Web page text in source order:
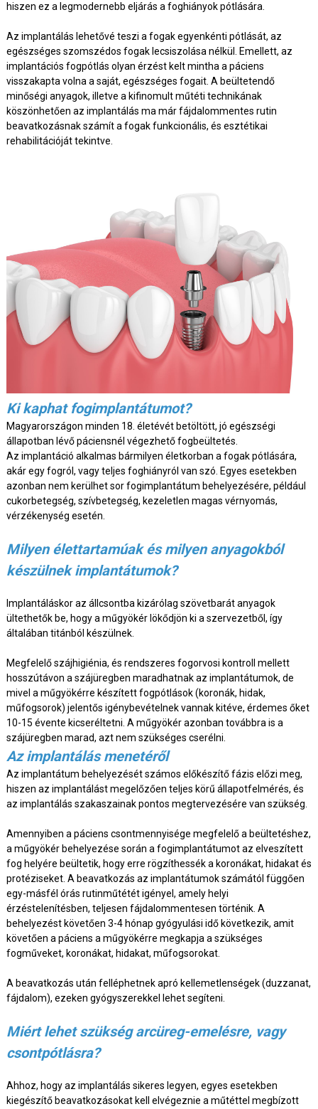
hiszen ez a legmodernebb eljárás a foghiányok pótlására.
Az implantálás lehetővé teszi a fogak egyenkénti pótlását, az
egészséges szomszédos fogak lecsiszolása nélkül. Emellett, az
implantációs fogpótlás olyan érzést kelt mintha a páciens
visszakapta volna a saját, egészséges fogait. A beültetendő
minőségi anyagok, illetve a kifinomult műtéti technikának
köszönhetően az implantálás ma már fájdalommentes rutin
beavatkozásnak számít a fogak funkcionális, és esztétikai
rehabilitációját tekintve.
Ki kaphat fogimplantátumot?
Magyarországon minden 18. életévét betöltött, jó egészségi
állapotban lévő páciensnél végezhető fogbeültetés.
Az implantáció alkalmas bármilyen életkorban a fogak pótlására,
akár egy fogról, vagy teljes foghiányról van szó. Egyes esetekben
azonban nem kerülhet sor fogimplantátum behelyezésére, például
cukorbetegség, szívbetegség, kezeletlen magas vérnyomás,
vérzékenység esetén.
Milyen élettartamúak és milyen anyagokból
készülnek implantátumok?
Implantáláskor az állcsontba kizárólag szövetbarát anyagok
ültethetők be, hogy a műgyökér lökődjön ki a szervezetből, így
általában titánból készülnek.
Megfelelő szájhigiénia, és rendszeres fogorvosi kontroll mellett
hosszútávon a szájüregben maradhatnak az implantátumok, de
mivel a műgyökérre készített fogpótlások (koronák, hidak,
műfogsorok) jelentős igénybevételnek vannak kitéve, érdemes őket
10-15 évente kicseréltetni. A műgyökér azonban továbbra is a
szájüregben marad, azt nem szükséges cserélni.
Az implantálás menetéről
Az implantátum behelyezését számos előkészítő fázis előzi meg,
hiszen az implantálást megelőzően teljes körű állapotfelmérés, és
az implantálás szakaszainak pontos megtervezésére van szükség.
Amennyiben a páciens csontmennyisége megfelelő a beültetéshez,
a műgyökér behelyezése során a fogimplantátumot az elveszített
fog helyére beültetik, hogy erre rögzíthessék a koronákat, hidakat és
protéziseket. A beavatkozás az implantátumok számától függően
egy-másfél órás rutinműtétét igényel, amely helyi
érzéstelenítésben, teljesen fájdalommentesen történik. A
behelyezést követően 3-4 hónap gyógyulási idő következik, amit
követően a páciens a műgyökérre megkapja a szükséges
fogműveket, koronákat, hidakat, műfogsorokat.
A beavatkozás után felléphetnek apró kellemetlenségek (duzzanat,
fájdalom), ezeken gyógyszerekkel lehet segíteni.
Miért lehet szükség arcüreg-emelésre, vagy
csontpótlásra?
Ahhoz, hogy az implantálás sikeres legyen, egyes esetekben
kiegészítő beavatkozásokat kell elvégeznie a műtéttel megbízott